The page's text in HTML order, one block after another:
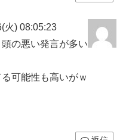
火) 08:05:23
の悪い発言が多い
可能性も高いがｗ